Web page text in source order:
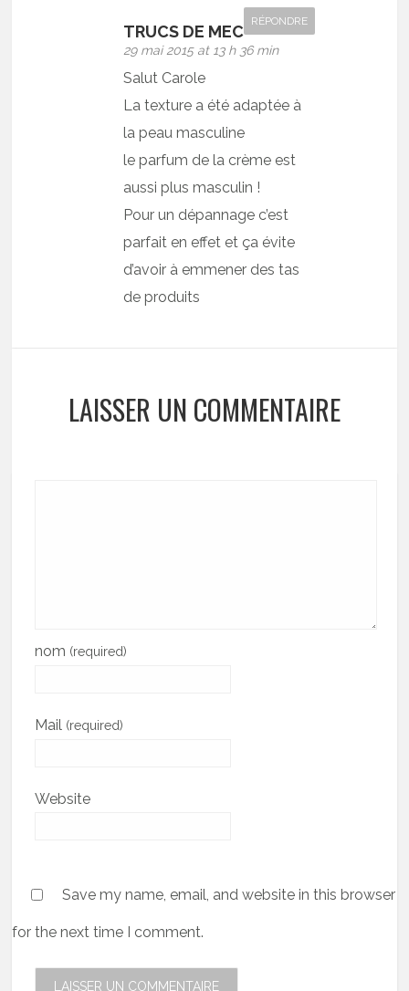
TRUCS DE MEC
29 mai 2015 at 13 h 36 min
RÉPONDRE
Salut Carole
La texture a été adaptée à
la peau masculine
le parfum de la crème est
aussi plus masculin !
Pour un dépannage c’est
parfait en effet et ça évite
d’avoir à emmener des tas
de produits
LAISSER UN COMMENTAIRE
nom (required)
Mail (required)
Website
Save my name, email, and website in this browser
for the next time I comment.